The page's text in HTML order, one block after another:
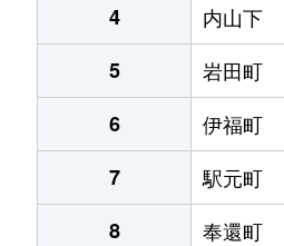
4
内山下
5
岩田町
6
伊福町
7
駅元町
8
奉還町